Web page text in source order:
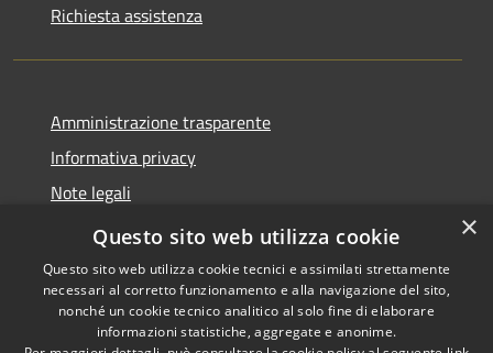
Richiesta assistenza
Amministrazione trasparente
Informativa privacy
Note legali
Dichiarazione di accessibilità
Copyright © 2026 • Comune di
×
Questo sito web utilizza cookie
Questo sito web utilizza cookie tecnici e assimilati strettamente
necessari al corretto funzionamento e alla navigazione del sito,
nonché un cookie tecnico analitico al solo fine di elaborare
informazioni statistiche, aggregate e anonime.